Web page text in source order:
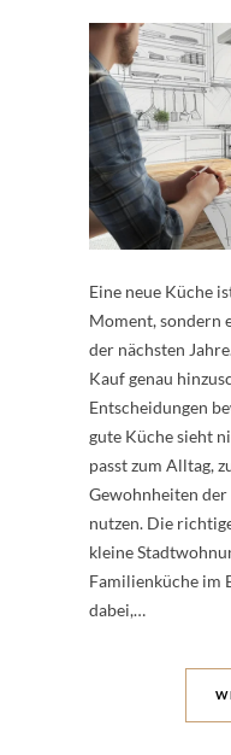
Eine neue Küche
Moment, sondern
der nächsten
Kauf genau
Entscheidungen
gute Küche sieht
passt zum Alltag,
Gewohnheiten der
nutzen. Die
kleine
Familienküche im
dabei,…